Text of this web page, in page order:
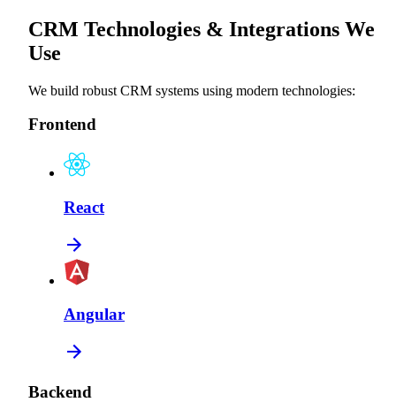
CRM Technologies & Integrations We
Use
We build robust CRM systems using modern technologies:
Frontend
React
Angular
Backend